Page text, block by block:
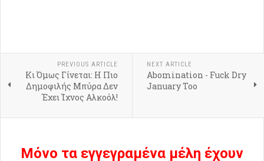
PREVIOUS ARTICLE
Κι Όμως Γίνεται: Η Πιο
Δημοφιλής Μπύρα Δεν
Έχει Ίχνος Αλκοόλ!
NEXT ARTICLE
Abomination - Fuck Dry
January Too
Μόνο τα εγγεγραμένα μέλη έχουν